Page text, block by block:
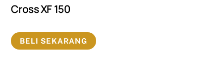
Cross XF 150
BELI SEKARANG